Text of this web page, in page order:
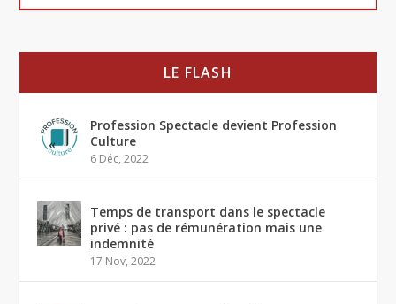
LE FLASH
Profession Spectacle devient Profession
Culture
6 Déc, 2022
Temps de transport dans le spectacle
privé : pas de rémunération mais une
indemnité
17 Nov, 2022